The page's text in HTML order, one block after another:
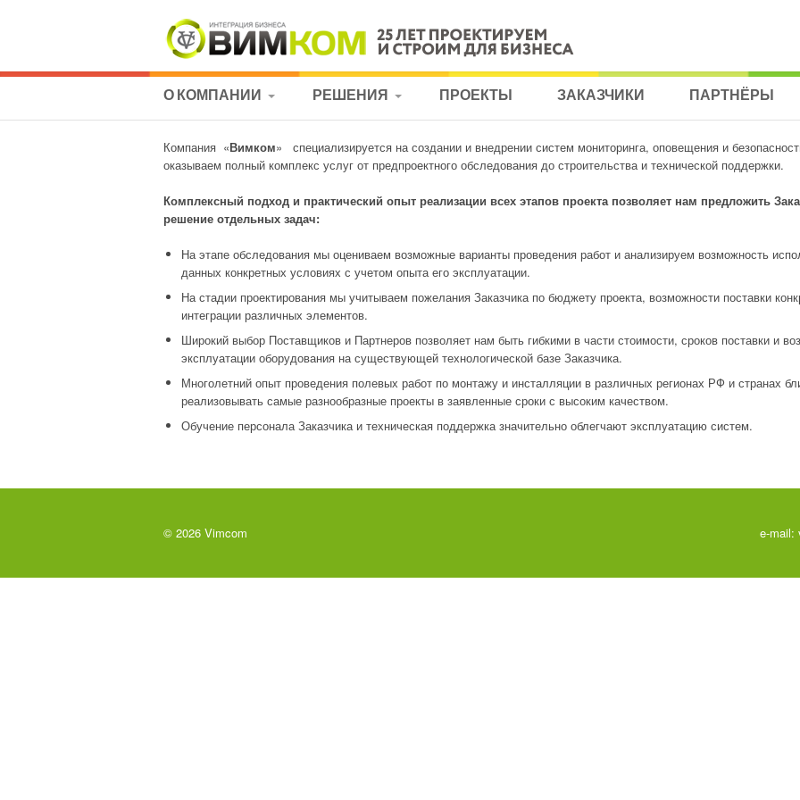
Vimcom
КОМПАНИЯ «ВИМКОМ» СПЕЦИАЛИЗИРУЕТСЯ НА СОЗДАНИИ И ВНЕДРЕНИИ СИСТЕМ МОНИТОРИНГА,
РЕШЕНИЯХ. МЫ ОКАЗЫВАЕМ ПОЛНЫЙ КОМПЛЕКС УСЛУГ ОТ ПРЕДПРОЕКТНОГО ОБСЛЕДОВАНИЯ ДО
О КОМПАНИИ
ЛИЦЕНЗИИ
РЕШЕНИЯ
КОМПЛЕКСНЫЕ
БЕЗОПАСНОСТИ
ПРОЕКТИРОВАНИЕ
СИСТЕМА
МОНИТОРИНГА
СТРОИТЕЛЬСТВО
ЭНЕРГЕТИКА
ПРОЕКТЫ ЗАКАЗЧИКИ ПАРТНЁРЫ
Компания «Вимком» специализируется на создании и внедрении систем мониторинга, оповещения и
оказываем полный комплекс услуг от предпроектного обследования до строительства и технической поддержки.
Комплексный подход и практический опыт реализации всех этапов проекта позволяет нам предложить
решение отдельных задач:
На этапе обследования мы оцениваем возможные варианты проведения работ и анализируем возможность
данных конкретных условиях с учетом опыта его эксплуатации.
На стадии проектирования мы учитываем пожелания Заказчика по бюджету проекта, возможности поставки
интеграции различных элементов.
Широкий выбор Поставщиков и Партнеров позволяет нам быть гибкими в части стоимости, сроков поставки и
эксплуатации оборудования на существующей технологической базе Заказчика.
Многолетний опыт проведения полевых работ по монтажу и инсталляции в различных регионах РФ и странах
реализовывать самые разнообразные проекты в заявленные сроки с высоким качеством.
Обучение персонала Заказчика и техническая поддержка значительно облегчают эксплуатацию систем.
© 2026 Vimcom e-mail: